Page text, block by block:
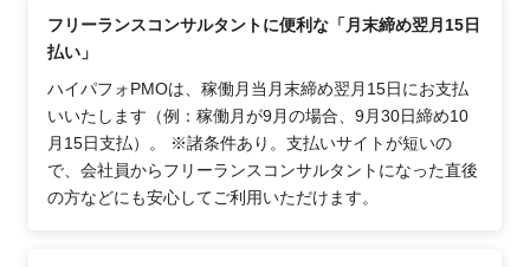
フリーランスコンサルタントに便利な「月末締め翌月15日
払い」
ハイパフォPMOは、稼働月当月末締め翌月15日にお支払
いいたします（例：稼働月が9月の場合、9月30日締め10
月15日支払）。 ※諸条件あり。支払いサイトが短いの
で、会社員からフリーランスコンサルタントになった直後
の方などにも安心してご利用いただけます。